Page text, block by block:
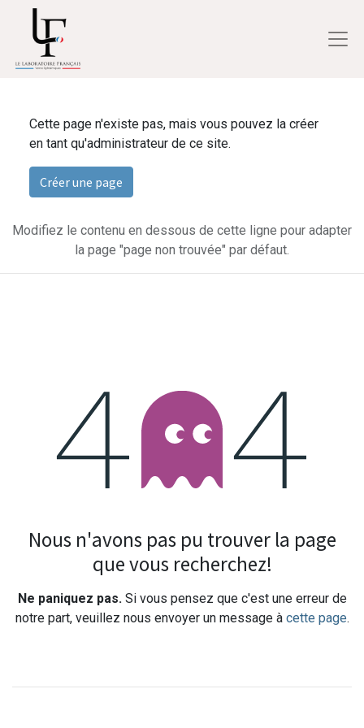
Cette page n'existe pas, mais vous pouvez la créer
en tant qu'administrateur de ce site.
Créer une page
Modifiez le contenu en dessous de cette ligne pour adapter
la page "page non trouvée" par défaut.
Erreur 404
Nous n'avons pas pu trouver la page
que vous recherchez!
Ne paniquez pas.Si vous pensez que c'est une erreur de
notre part, veuillez nous envoyer un message à cette page.